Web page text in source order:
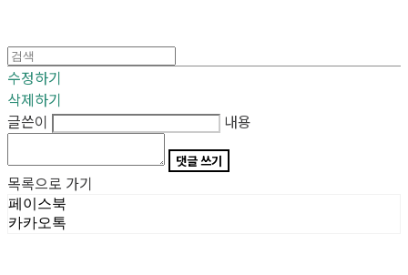
수정하기
삭제하기
글쓴이
내용
댓글 쓰기
목록으로 가기
페이스북
카카오톡